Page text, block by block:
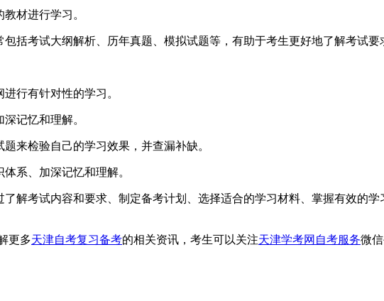
材进行学习。
考试大纲解析、历年真题、模拟试题等，有助于考生更好地了解考试要
行有针对性的学习。
记忆和理解。
检验自己的学习效果，并查漏补缺。
系、加深记忆和理解。
考试内容和要求、制定备考计划、选择适合的学习材料、掌握有效的学
更多天津自考复习备考的相关资讯，考生可以关注天津学考网自考服务微